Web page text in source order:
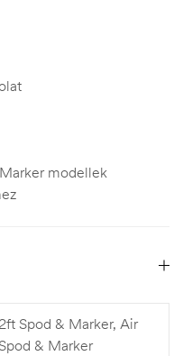
modellek
Spod & Marker, Air
& Marker